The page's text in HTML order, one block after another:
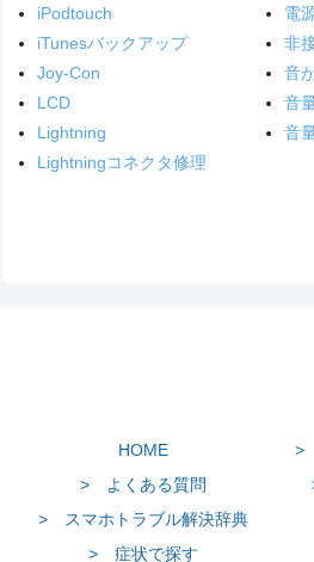
iPodtouch
iTunesバックアップ
Joy-Con
LCD
Lightning
Lightningコネクタ修理
電
非
音
音
音
HOME
>
> よくある質問
> スマホトラブル解決辞典
> 症状で探す